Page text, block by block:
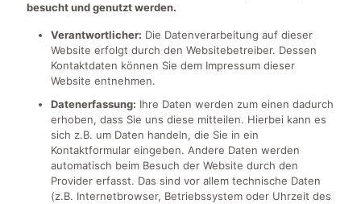
besucht und genutzt werden.
Verantwortlicher: Die Datenverarbeitung auf dieser
Website erfolgt durch den Websitebetreiber. Dessen
Kontaktdaten können Sie dem Impressum dieser
Website entnehmen.
Datenerfassung: Ihre Daten werden zum einen dadurch
erhoben, dass Sie uns diese mitteilen. Hierbei kann es
sich z.B. um Daten handeln, die Sie in ein
Kontaktformular eingeben. Andere Daten werden
automatisch beim Besuch der Website durch den
Provider erfasst. Das sind vor allem technische Daten
(z.B. Internetbrowser, Betriebssystem oder Uhrzeit des